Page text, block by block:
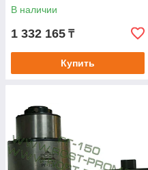
В наличии
1 332 165 ₸
Купить